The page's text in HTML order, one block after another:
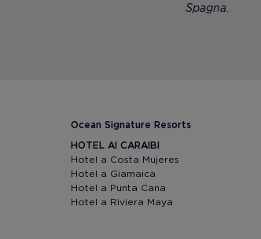
Spagna.
Ocean Signature Resorts
HOTEL AI CARAIBI
Hotel a Costa Mujeres
Hotel a Giamaica
Hotel a Punta Cana
Hotel a Riviera Maya